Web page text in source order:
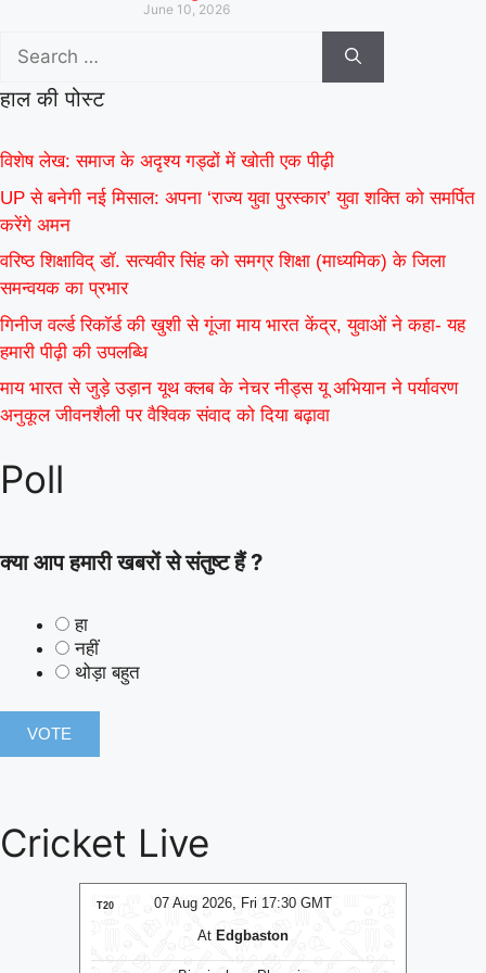
June 10, 2026
हाल की पोस्ट
विशेष लेख: समाज के अदृश्य गड्ढों में खोती एक पीढ़ी
UP से बनेगी नई मिसाल: अपना ‘राज्य युवा पुरस्कार’ युवा शक्ति को समर्पित
करेंगे अमन
वरिष्ठ शिक्षाविद् डॉ. सत्यवीर सिंह को समग्र शिक्षा (माध्यमिक) के जिला
समन्वयक का प्रभार
गिनीज वर्ल्ड रिकॉर्ड की खुशी से गूंजा माय भारत केंद्र, युवाओं ने कहा- यह
हमारी पीढ़ी की उपलब्धि
माय भारत से जुड़े उड़ान यूथ क्लब के नेचर नीड्स यू अभियान ने पर्यावरण
अनुकूल जीवनशैली पर वैश्विक संवाद को दिया बढ़ावा
Poll
क्या आप हमारी खबरों से संतुष्ट हैं ?
हा
नहीं
थोड़ा बहुत
Cricket Live
07 Aug 2026, Fri 14:00 GMT
T20
R.Premadasa Stadium